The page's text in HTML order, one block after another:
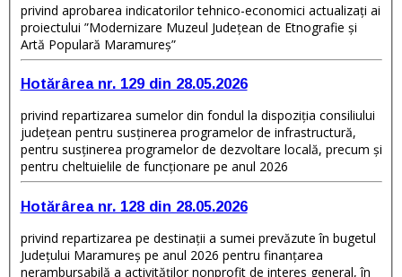
privind aprobarea indicatorilor tehnico-economici actualizați ai
proiectului ”Modernizare Muzeul Județean de Etnografie și
Artă Populară Maramureș”
Hotărârea nr. 129 din 28.05.2026
privind repartizarea sumelor din fondul la dispoziţia consiliului
judeţean pentru susţinerea programelor de infrastructură,
pentru susţinerea programelor de dezvoltare locală, precum și
pentru cheltuielile de funcționare pe anul 2026
Hotărârea nr. 128 din 28.05.2026
privind repartizarea pe destinaţii a sumei prevăzute în bugetul
Judeţului Maramureş pe anul 2026 pentru finanţarea
nerambursabilă a activităţilor nonprofit de interes general, în